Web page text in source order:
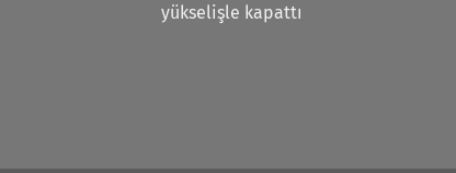
yükselişle kapattı